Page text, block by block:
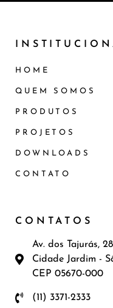
HOME
QUEM SOMOS
PRODUTOS
PROJETOS
DOWNLOADS
CONTATO
CONTATOS
Av. dos Tajurás,
Cidade Jardim -
CEP 05670-000
(11) 3371-2333